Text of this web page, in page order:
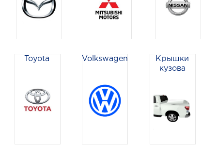
Toyota Volkswagen
Крышки
кузова